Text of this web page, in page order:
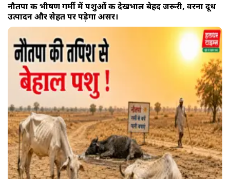
नौतपा की भीषण गर्मी में पशुओं की देखभाल बेहद जरूरी, वरना दूध
उत्पादन और सेहत पर पड़ेगा असर।